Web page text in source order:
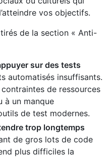
vos objectifs.
de la section « Anti-
sur des tests
automatisés insuffisants.
de ressources
à un manque
de test modernes.
trop longtemps
de gros lots de code
plus difficiles la